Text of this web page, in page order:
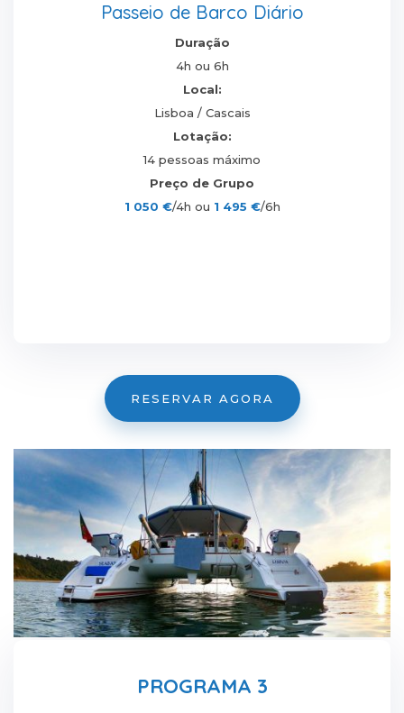
Passeio de Barco Diário
Duração
4h ou 6h
Local:
Lisboa / Cascais
Lotação:
14 pessoas máximo
Preço de Grupo
1 050 €/4h ou 1 495 €/6h
RESERVAR AGORA
PROGRAMA 3